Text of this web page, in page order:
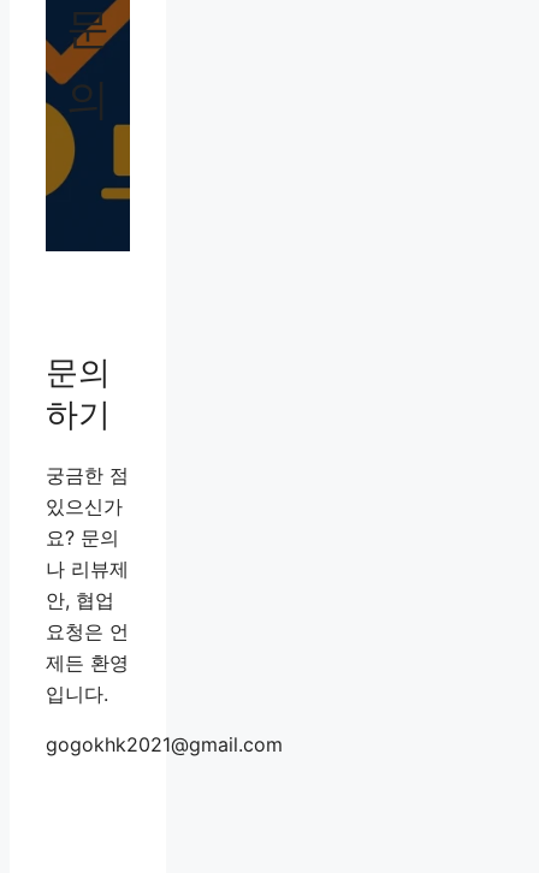
문
의
문의
하기
궁금한 점
있으신가
요? 문의
나 리뷰제
안, 협업
요청은 언
제든 환영
입니다.
gogokhk2021@gmail.com